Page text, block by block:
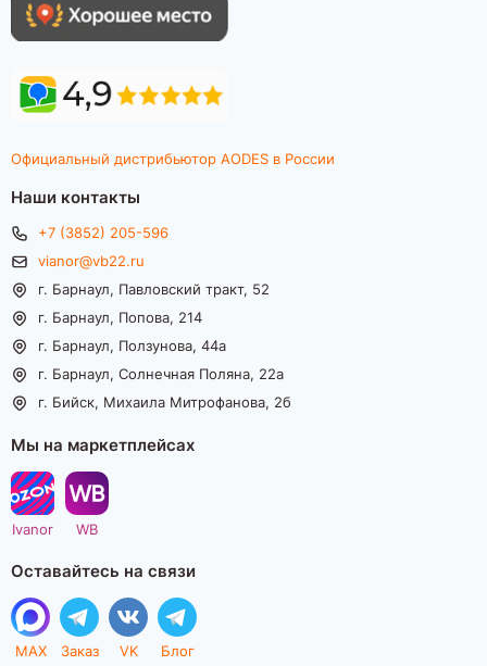
Официальный дистрибьютор AODES в России
Наши контакты
+7 (3852) 205-596
vianor@vb22.ru
г. Барнаул, Павловский тракт, 52
г. Барнаул, Попова, 214
г. Барнаул, Ползунова, 44а
г. Барнаул, Солнечная Поляна, 22а
г. Бийск, Михаила Митрофанова, 2б
Мы на маркетплейсах
Ivanor WB
Оставайтесь на связи
MAX Заказ VK Блог